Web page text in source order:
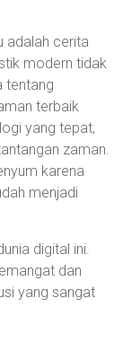
adalah cerita
modern tidak
tentang
terbaik
yang tepat,
zaman.
karena
menjadi
digital ini.
dan
yang sangat